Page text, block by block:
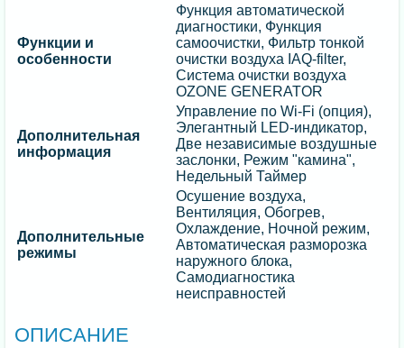
Функции и
особенности
Функция автоматической
диагностики, Функция
самоочистки, Фильтр тонкой
очистки воздуха IAQ-filter,
Система очистки воздуха
OZONE GENERATOR
Дополнительная
информация
Управление по Wi-Fi (опция),
Элегантный LED-индикатор,
Две независимые воздушные
заслонки, Режим "камина",
Недельный Таймер
Дополнительные
режимы
Осушение воздуха,
Вентиляция, Обогрев,
Охлаждение, Ночной режим,
Автоматическая разморозка
наружного блока,
Самодиагностика
неисправностей
ОПИСАНИЕ